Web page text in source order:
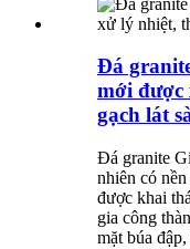
Đá
mới được
gạch lát
Đá granite
nhiên có
được khai
gia công
mặt búa